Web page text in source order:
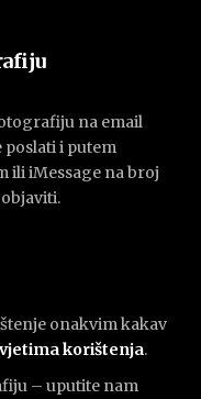
na email
poslati i putem
ili iMessage na broj
onakvim kakav
vjetima korištenja.
– uputite nam